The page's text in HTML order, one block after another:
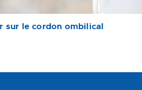
sur le cordon ombilical